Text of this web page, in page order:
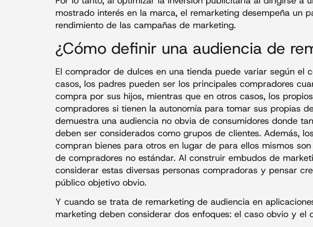
mostrado interés en la marca, el remarketing desempeña un
rendimiento de las campañas de marketing.
¿Cómo definir una audiencia de
El comprador de dulces en una tienda puede variar según el
casos, los padres pueden ser los principales compradores
compra por sus hijos, mientras que en otros casos, los
compradores si tienen la autonomía para tomar sus propias
demuestra una audiencia no obvia de consumidores donde
deben ser considerados como grupos de clientes. Además,
compran bienes para otros en lugar de para ellos mismos
de compradores no estándar. Al construir embudos de
considerar estas diversas personas compradoras y pensar
público objetivo obvio.
Y cuando se trata de remarketing de audiencia en
marketing deben considerar dos enfoques: el caso obvio y el